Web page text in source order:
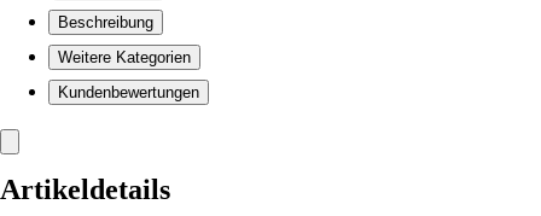
Beschreibung
Weitere Kategorien
Kundenbewertungen
Artikeldetails